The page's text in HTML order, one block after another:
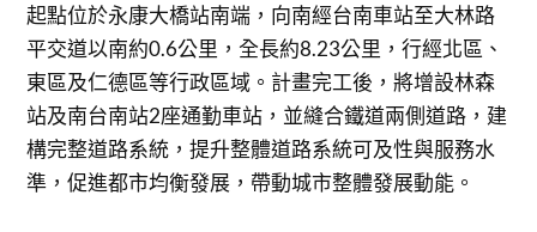
起點位於永康大橋站南端，向南經台南車站至大林路
平交道以南約0.6公里，全長約8.23公里，行經北區、
東區及仁德區等行政區域。計畫完工後，將增設林森
站及南台南站2座通勤車站，並縫合鐵道兩側道路，建
構完整道路系統，提升整體道路系統可及性與服務水
準，促進都市均衡發展，帶動城市整體發展動能。